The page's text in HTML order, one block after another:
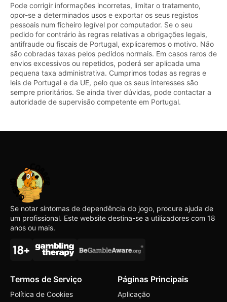
Pode corrigir informações incorretas, limitar o tratamento,
opor-se a determinados usos e exportar os seus registos
pessoais num ficheiro legível por computador. Se o seu
pedido for contrário às regras relativas a obrigações legais,
antifraude ou fiscais de Portugal, explicaremos o motivo. Não
são cobradas taxas pelos pedidos normais. Em casos raros de
envios excessivos ou repetidos, poderá ser aplicada uma
pequena taxa administrativa. Cumprimos todas as regras e
leis de Portugal e da UE, pelo que os seus interesses são
sempre prioritários. Se ainda tiver dúvidas, pode contactar a
autoridade de supervisão competente em Portugal.
Se notar sintomas de dependência do jogo, procure ajuda de
um profissional. Este website destina-se a utilizadores com 18
anos ou mais.
Termos de Serviço
Política de Cookies
Páginas Principais
Aplicação